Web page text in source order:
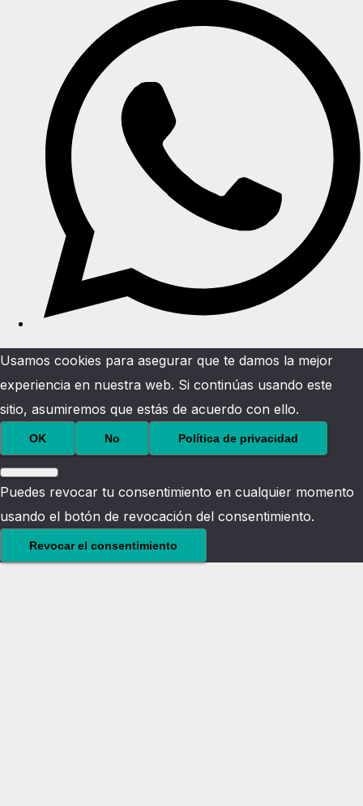
Usamos cookies para asegurar que te damos la mejor
experiencia en nuestra web. Si continúas usando este
sitio, asumiremos que estás de acuerdo con ello.
OK No Política de privacidad
Puedes revocar tu consentimiento en cualquier momento
usando el botón de revocación del consentimiento.
Revocar el consentimiento